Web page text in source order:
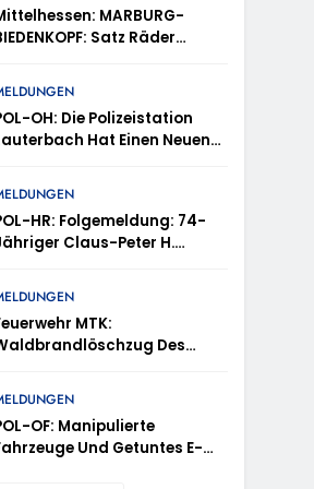
Gleich Mehrere
Seitzenhahn –
Hat Den Fahrraddieb
MARBURG-
Satz Räder
OH: Die Polizeistation
Hat Einen Neuen
Höfer
HR: Folgemeldung: 74-
Claus-Peter H.
Eines Fotos
MTK:
Des
Bei Waldbrand Im
Taunus-Kreis –
45 Einsatzkräfte
In Schwierigem
OF: Manipulierte
Und Getuntes E-